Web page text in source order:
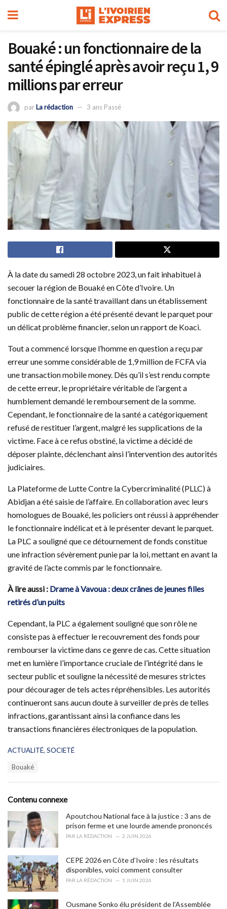
Bouaké : un fonctionnaire de la
santé épinglé après avoir reçu 1, 9
millions par erreur
parLa rédaction 3 ans Passé
À la date du samedi 28 octobre 2023, un fait inhabituel à
secouer la région de Bouaké en Côte d’Ivoire. Un
fonctionnaire de la santé travaillant dans un établissement
public de cette région a été présenté devant le parquet pour
un délicat problème financier, selon un rapport de Koaci.
Tout a commencé lorsque l’homme en question a reçu par
erreur une somme considérable de 1,9 million de FCFA via
une transaction mobile money. Dès qu’il s’est rendu compte
de cette erreur, le propriétaire véritable de l’argent a
humblement demandé le remboursement de la somme.
Cependant, le fonctionnaire de la santé a catégoriquement
refusé de restituer l’argent, malgré les supplications de la
victime. Face à ce refus obstiné, la victime a décidé de
déposer plainte, déclenchant ainsi l’intervention des autorités
judiciaires.
La Plateforme de Lutte Contre la Cybercriminalité (PLLC) à
Abidjan a été saisie de l’affaire. En collaboration avec leurs
homologues de Bouaké, les policiers ont réussi à appréhender
le fonctionnaire indélicat et à le présenter devant le parquet.
La PLC a souligné que ce détournement de fonds constitue
une infraction sévèrement punie par la loi, mettant en avant la
gravité de l’acte commis par le fonctionnaire.
À lire aussi : Drame à Vavoua : deux crânes de jeunes filles
retirés d’un puits
Cependant, la PLC a également souligné que son rôle ne
consiste pas à effectuer le recouvrement des fonds pour
rembourser la victime dans ce genre de cas. Cette situation
met en lumière l’importance cruciale de l’intégrité dans le
secteur public et souligne la nécessité de mesures strictes
pour décourager de tels actes répréhensibles. Les autorités
continueront sans aucun doute à surveiller de près de telles
infractions, garantissant ainsi la confiance dans les
transactions financières électroniques de la population.
C
o
r
i
e
s
:
ACTUALITÉ, SOCIETÉ
:
Bouaké
Contenu connexe
Apoutchou National face à la justice : 3 ans de
prison ferme et une lourde amende prononcés
PAR LA RÉDACTION 2 JUIN 2026
CEPE 2026 en Côte d’Ivoire : les résultats
disponibles, voici comment consulter
PAR LA RÉDACTION 1 JUIN 2026
Ousmane Sonko élu président de l’Assemblée